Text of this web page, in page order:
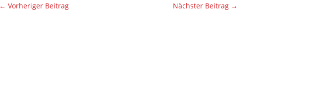
← Vorheriger Beitrag Nächster Beitrag→